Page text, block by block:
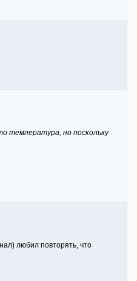
температура, но поскольку
любил повторять, что